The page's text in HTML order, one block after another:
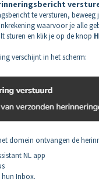
te versturen, beweeg
waarvoor je alle
sturen en klik je op de knop
verschijnt in het scherm:
domein ontvangen de
NL app
hun Inbox.